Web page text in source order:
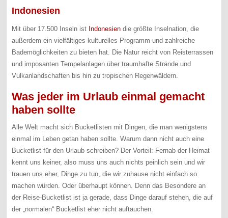
Indonesien
Mit über 17.500 Inseln ist Indonesien die größte Inselnation, die
außerdem ein vielfältiges kulturelles Programm und zahlreiche
Bademöglichkeiten zu bieten hat. Die Natur reicht von Reisterrassen
und imposanten Tempelanlagen über traumhafte Strände und
Vulkanlandschaften bis hin zu tropischen Regenwäldern.
Was jeder im Urlaub einmal gemacht
haben sollte
Alle Welt macht sich Bucketlisten mit Dingen, die man wenigstens
einmal im Leben getan haben sollte. Warum dann nicht auch eine
Bucketlist für den Urlaub schreiben? Der Vorteil: Fernab der Heimat
kennt uns keiner, also muss uns auch nichts peinlich sein und wir
trauen uns eher, Dinge zu tun, die wir zuhause nicht einfach so
machen würden. Oder überhaupt können. Denn das Besondere an
der Reise-Bucketlist ist ja gerade, dass Dinge darauf stehen, die auf
der „normalen“ Bucketlist eher nicht auftauchen.